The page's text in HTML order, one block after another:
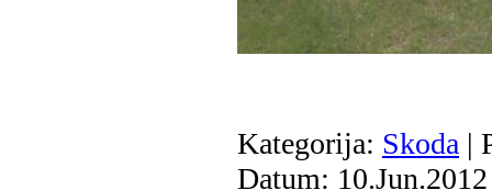
Kategorija: Skoda |
Datum: 10.Jun.2012